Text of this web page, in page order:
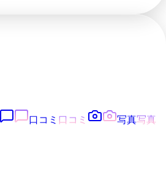
口コミ 口コミ 写真写真